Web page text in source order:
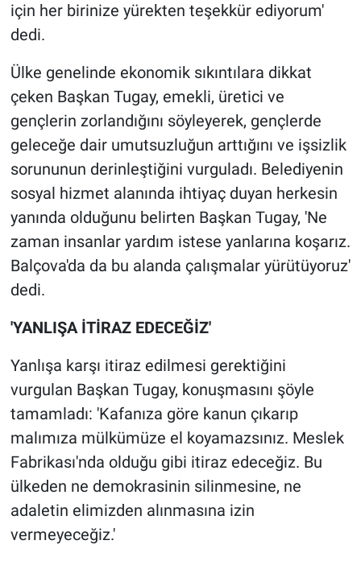
için her birinize yürekten teşekkür ediyorum'
dedi.
Ülke genelinde ekonomik sıkıntılara dikkat
çeken Başkan Tugay, emekli, üretici ve
gençlerin zorlandığını söyleyerek, gençlerde
geleceğe dair umutsuzluğun arttığını ve işsizlik
sorununun derinleştiğini vurguladı. Belediyenin
sosyal hizmet alanında ihtiyaç duyan herkesin
yanında olduğunu belirten Başkan Tugay, 'Ne
zaman insanlar yardım istese yanlarına koşarız.
Balçova'da da bu alanda çalışmalar yürütüyoruz'
dedi.
'YANLIŞA İTİRAZ EDECEĞİZ'
Yanlışa karşı itiraz edilmesi gerektiğini
vurgulan Başkan Tugay, konuşmasını şöyle
tamamladı: 'Kafanıza göre kanun çıkarıp
malımıza mülkümüze el koyamazsınız. Meslek
Fabrikası'nda olduğu gibi itiraz edeceğiz. Bu
ülkeden ne demokrasinin silinmesine, ne
adaletin elimizden alınmasına izin
vermeyeceğiz.'